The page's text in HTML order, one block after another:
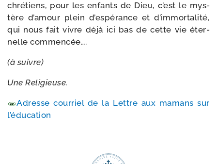
chré­tiens, pour les enfants de Dieu, c’est le mys­
tère d’a­mour plein d’es­pé­rance et d’im­mor­ta­li­té,
qui nous fait vivre déjà ici bas de cette vie éter­
nelle commencée….
(à suivre)
Une Religieuse.
Adresse cour­riel de la Lettre aux mamans sur
l’éducation